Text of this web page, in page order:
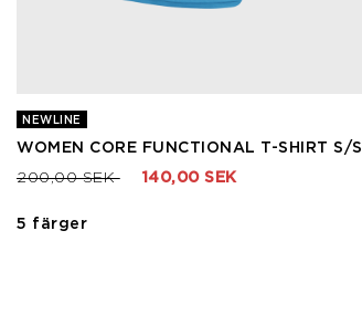
NEWLINE
WOMEN CORE FUNCTIONAL T-SHIRT S/S
Pris nedsatt från
200,00 SEKtill 140,00 SEK
5 färger